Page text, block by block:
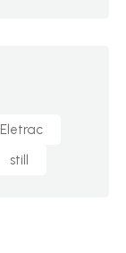
Eletrac
still